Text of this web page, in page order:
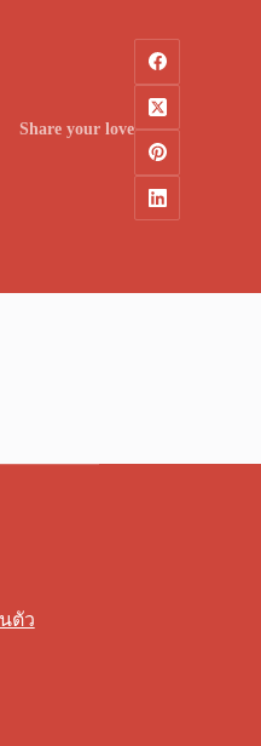
Share your love
ตัว